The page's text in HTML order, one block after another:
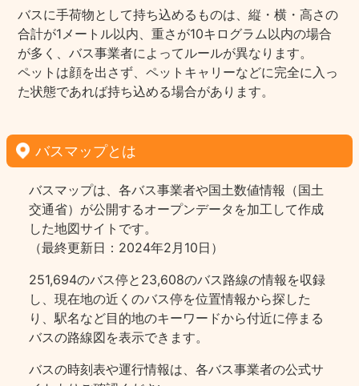
バスに手荷物として持ち込めるものは、縦・横・高さの
合計が1メートル以内、重さが10キログラム以内の場合
が多く、バス事業者によってルールが異なります。
ペットは顔を出さず、ペットキャリーなどに完全に入っ
た状態であれば持ち込める場合があります。
バスマップとは
バスマップは、各バス事業者や国土数値情報（国土
交通省）が公開するオープンデータを加工して作成
した地図サイトです。
（最終更新日：2024年2月10日）
251,694のバス停と23,608のバス路線の情報を収録
し、現在地の近くのバス停を位置情報から探した
り、駅名など目的地のキーワードから付近に停まる
バスの路線図を表示できます。
バスの時刻表や運行情報は、各バス事業者の公式サ